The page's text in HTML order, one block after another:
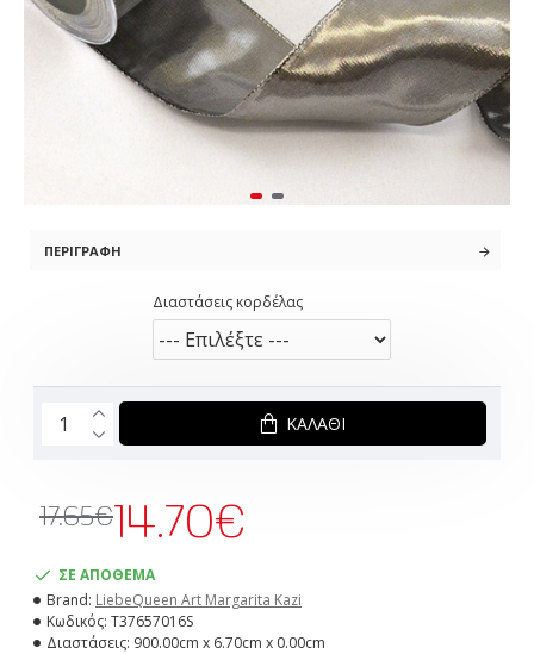
ΠΕΡΙΓΡΑΦΉ
ΣΕ ΑΠΟΘΕΜΑ
Brand: LiebeQueen Art Margarita Kazi
Κωδικός: T37657016S
Διαστάσεις: 900.00cm x 6.70cm x 0.00cm
14.70€
17.65€
Διαστάσεις κορδέλας
ΚΑΛΆΘΙ